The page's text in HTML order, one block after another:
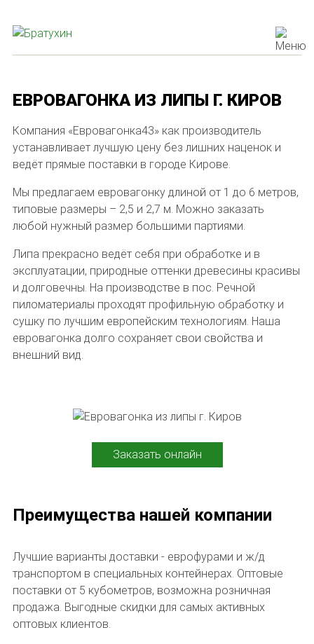
ЕВРОВАГОНКА ИЗ ЛИПЫ Г. КИРОВ
Компания «Евровагонка43» как производитель
устанавливает лучшую цену без лишних наценок и
ведёт прямые поставки в городе Кирове.
Мы предлагаем евровагонку длиной от 1 до 6 метров,
типовые размеры – 2,5 и 2,7 м. Можно заказать
любой нужный размер большими партиями.
Липа прекрасно ведёт себя при обработке и в
эксплуатации, природные оттенки древесины красивы
и долговечны. На производстве в пос. Речной
пиломатериалы проходят профильную обработку и
сушку по лучшим европейским технологиям. Наша
евровагонка долго сохраняет свои свойства и
внешний вид.
Заказать онлайн
Преимущества нашей компании
Лучшие варианты доставки - еврофурами и ж/д
транспортом в специальных контейнерах. Оптовые
поставки от 5 кубометров, возможна розничная
продажа. Выгодные скидки для самых активных
оптовых клиентов.